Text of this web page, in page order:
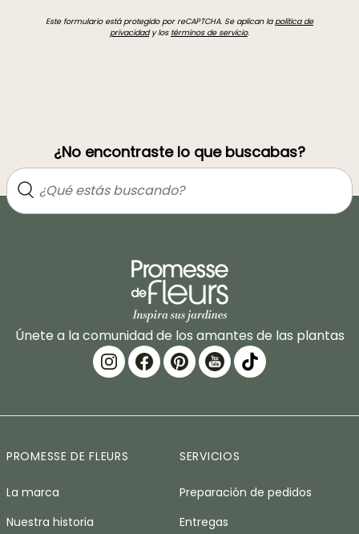
Este formulario está protegido por reCAPTCHA. Se aplican lapolítica de
privacidady los términos de servicio.
¿No encontraste lo que buscabas?
Únete a la comunidad de los amantes de las plantas
PROMESSE DE FLEURS
La marca
Nuestra historia
SERVICIOS
Preparación de pedidos
Entregas